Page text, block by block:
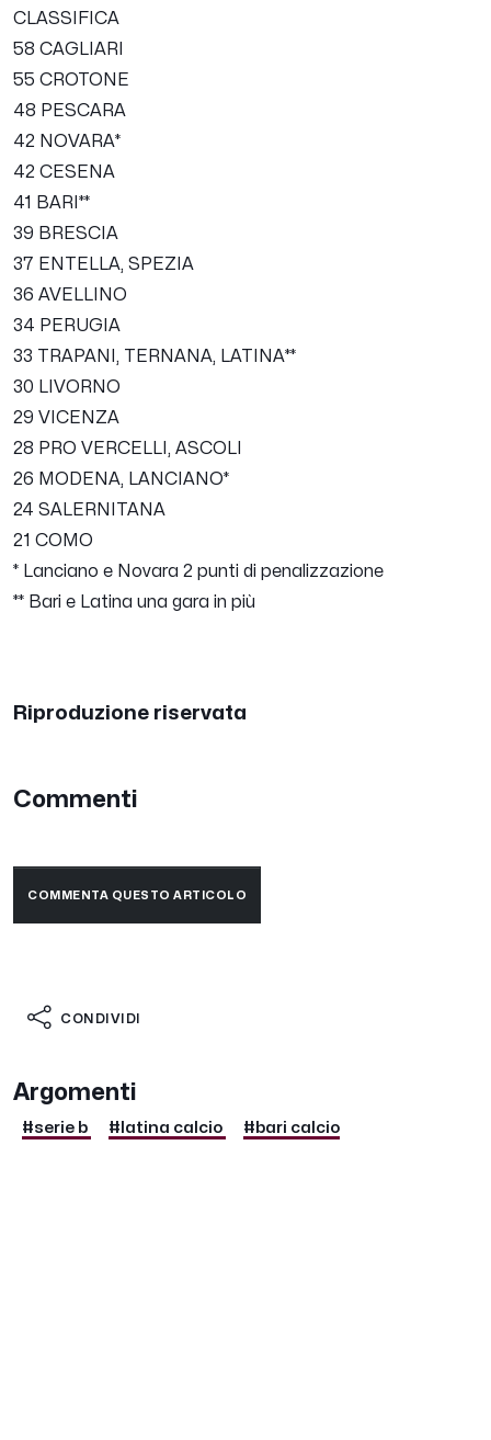
CLASSIFICA
58 CAGLIARI
55 CROTONE
48 PESCARA
42 NOVARA*
42 CESENA
41 BARI**
39 BRESCIA
37 ENTELLA, SPEZIA
36 AVELLINO
34 PERUGIA
33 TRAPANI, TERNANA, LATINA**
30 LIVORNO
29 VICENZA
28 PRO VERCELLI, ASCOLI
26 MODENA, LANCIANO*
24 SALERNITANA
21 COMO
* Lanciano e Novara 2 punti di penalizzazione
** Bari e Latina una gara in più
Riproduzione riservata
Commenti
COMMENTA QUESTO ARTICOLO
CONDIVIDI
Argomenti
#serie b #latina calcio #bari calcio